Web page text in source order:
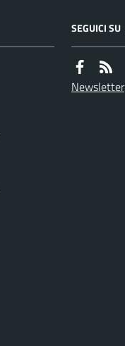
SEGUICI SU
Newsletter